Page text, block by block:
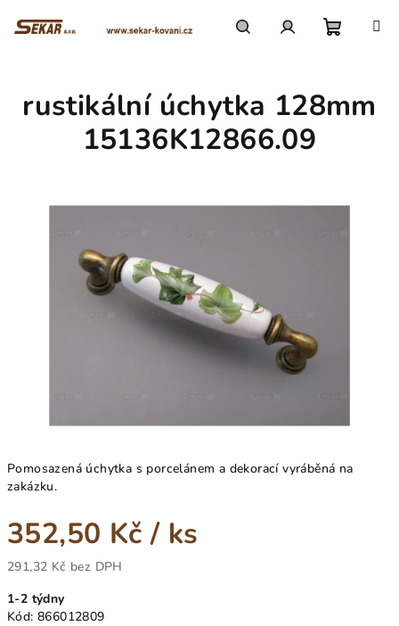
košík
Pomosazená úchytka s porcelánem a dekorací vyráběná na
zakázku.
352,50 Kč/ ks
291,32 Kč bez DPH
cena:
1-2 týdny
Kód: 866012809
rustikální úchytka 128mm
15136K12866.09